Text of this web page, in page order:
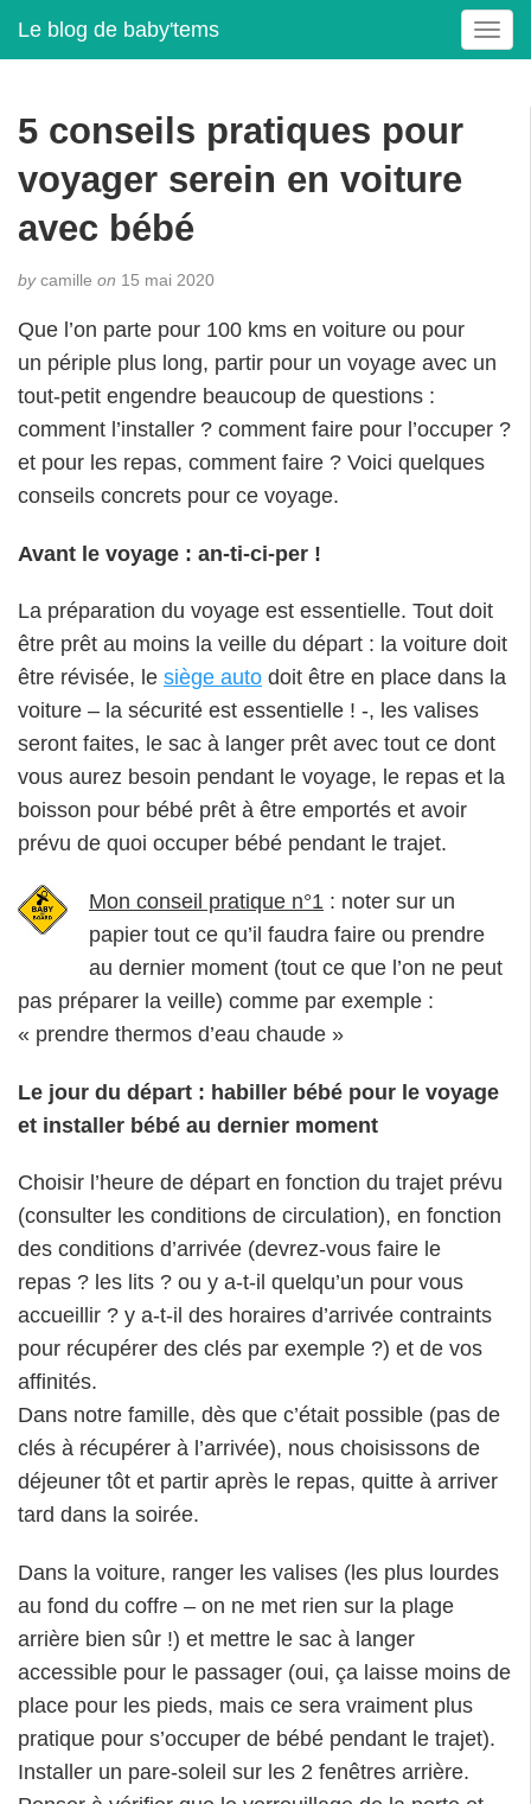
Le blog de baby'tems
T
o
i
n
5 conseils pratiques pour
voyager serein en voiture
avec bébé
bycamille on 15 mai 2020
Que l’on parte pour 100 kms en voiture ou pour
un périple plus long, partir pour un voyage avec un
tout-petit engendre beaucoup de questions :
comment l’installer ? comment faire pour l’occuper ?
et pour les repas, comment faire ? Voici quelques
conseils concrets pour ce voyage.
Avant le voyage : an-ti-ci-per !
La préparation du voyage est essentielle. Tout doit
être prêt au moins la veille du départ : la voiture doit
être révisée, le siège auto doit être en place dans la
voiture – la sécurité est essentielle ! -, les valises
seront faites, le sac à langer prêt avec tout ce dont
vous aurez besoin pendant le voyage, le repas et la
boisson pour bébé prêt à être emportés et avoir
prévu de quoi occuper bébé pendant le trajet.
Mon conseil pratique n°1 : noter sur un
papier tout ce qu’il faudra faire ou prendre
au dernier moment (tout ce que l’on ne peut
pas préparer la veille) comme par exemple :
« prendre thermos d’eau chaude »
Le jour du départ : habiller bébé pour le voyage
et installer bébé au dernier moment
Choisir l’heure de départ en fonction du trajet prévu
(consulter les conditions de circulation), en fonction
des conditions d’arrivée (devrez-vous faire le
repas ? les lits ? ou y a-t-il quelqu’un pour vous
accueillir ? y a-t-il des horaires d’arrivée contraints
pour récupérer des clés par exemple ?) et de vos
affinités.
Dans notre famille, dès que c’était possible (pas de
clés à récupérer à l’arrivée), nous choisissons de
déjeuner tôt et partir après le repas, quitte à arriver
tard dans la soirée.
Dans la voiture, ranger les valises (les plus lourdes
au fond du coffre – on ne met rien sur la plage
arrière bien sûr !) et mettre le sac à langer
accessible pour le passager (oui, ça laisse moins de
place pour les pieds, mais ce sera vraiment plus
pratique pour s’occuper de bébé pendant le trajet).
Installer un pare-soleil sur les 2 fenêtres arrière.